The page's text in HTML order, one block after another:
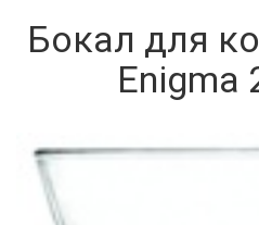
Бокал для
Enigma